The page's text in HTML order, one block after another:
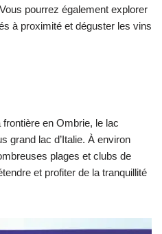
pourrez également explorer
à proximité et déguster les vins
frontière en Ombrie, le lac
grand lac d’Italie. À environ
plages et clubs de
et profiter de la tranquillité